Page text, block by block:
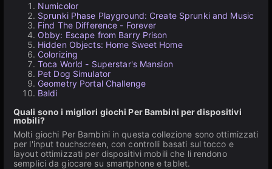
Numicolor
Sprunki Phase Playground: Create Sprunki and Music
Find The Difference - Forever
Obby: Escape from Barry Prison
Hidden Objects: Home Sweet Home
Colorizing
Toca World - Superstar's Mansion
Pet Dog Simulator
Geometry Portal Challenge
Baldi
Quali sono i migliori giochi Per Bambini per dispositivi
mobili?
Molti giochi Per Bambini in questa collezione sono ottimizzati
per l'input touchscreen, con controlli basati sul tocco e
layout ottimizzati per dispositivi mobili che li rendono
semplici da giocare su smartphone e tablet.